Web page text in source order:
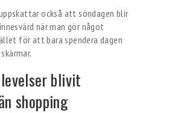
också att söndagen blir
när man gör något
för att bara spendera dagen
blivit
shopping